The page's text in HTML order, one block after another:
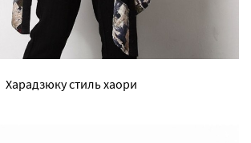
Харадзюку стиль хаори